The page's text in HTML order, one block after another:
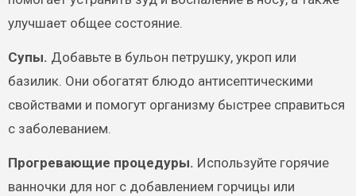
улучшает общее состояние.
Супы. Добавьте в бульон петрушку, укроп или
базилик. Они обогатят блюдо антисептическими
свойствами и помогут организму быстрее справиться
с заболеванием.
Прогревающие процедуры. Используйте горячие
ванночки для ног с добавлением горчицы или